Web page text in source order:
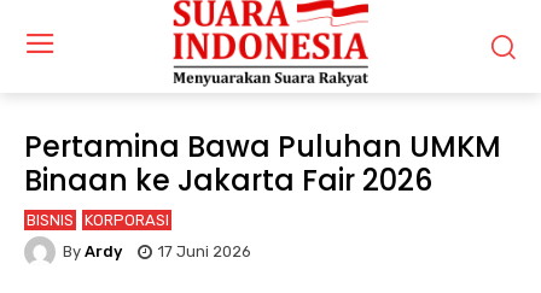
Pertamina Bawa Puluhan UMKM
Binaan ke Jakarta Fair 2026
BISNIS
KORPORASI
By Ardy 17 Juni 2026